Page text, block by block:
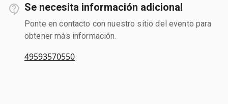
Se necesita información adicional
Ponte en contacto con nuestro sitio del evento para
obtener más información.
49593570550